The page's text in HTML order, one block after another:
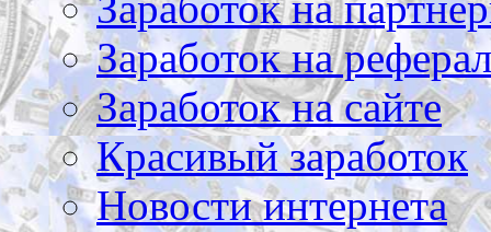
Заработок на
Заработок на сайте
Красивый заработок
Новости интернета